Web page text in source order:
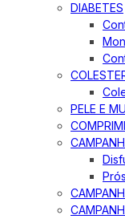
DIABETES
PELE E